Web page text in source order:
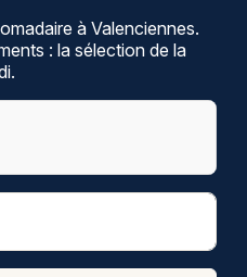
à Valenciennes.
: la sélection de la